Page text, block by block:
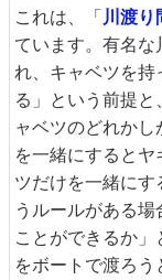
これは、「川渡り
ています。有名
れ、キャベツを持
る」という前提
ャベツのどれか
を一緒にすると
ツだけを一緒に
うルールがある
ことができるか」
をボートで渡ろ